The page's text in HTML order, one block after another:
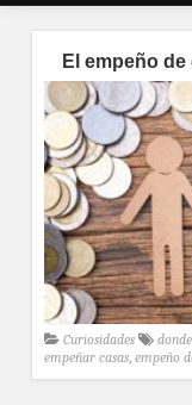
El empeño
Curiosidades
empeñar casas, empeño